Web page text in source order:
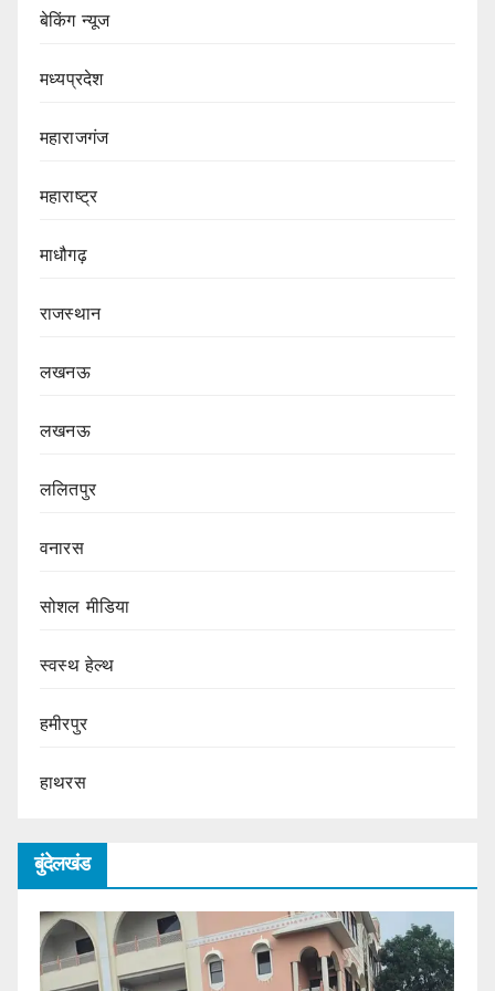
बेकिंग न्यूज
मध्यप्रदेश
महाराजगंज
महाराष्ट्र
माधौगढ़
राजस्थान
लखनऊ
लखनऊ
ललितपुर
वनारस
सोशल मीडिया
स्वस्थ हेल्थ
हमीरपुर
हाथरस
बुंदेलखंड